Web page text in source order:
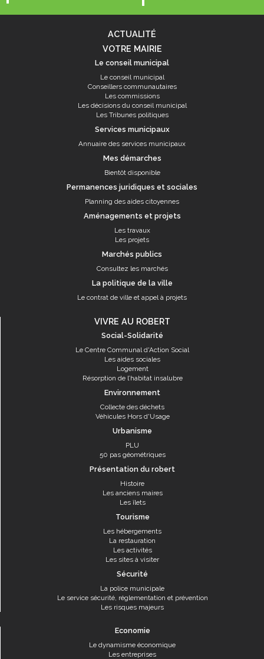
ACTUALITÉ
VOTRE MAIRIE
Le conseil municipal
Le conseil municipal
Conseillers communautaires
Les commissions
Les décisions du conseil municipal
Les Tribunes politiques
Services municipaux
Annuaire des services municipaux
Mes démarches
Bientôt disponible
Permanences juridiques et sociales
Planning des aides citoyennes
Aménagements et projets
Les travaux
Les projets
Marchés publics
Consultez les marchés
La politique de la ville
Le contrat de ville et appel à projets
VIVRE AU ROBERT
Social-Solidarité
Le Centre Communal d'Action Social
Les aides sociales
Logement
Résorption de l’habitat insalubre
Environnement
Collecte des déchets
Véhicules Hors d'Usage
Urbanisme
PLU
50 pas géométriques
Présentation du robert
Histoire
Les anciens maires
Les îlets
Tourisme
Les hébergements
La restauration
Les activités
Les sites à visiter
Sécurité
La police municipale
Le service sécurité, réglementation et prévention
Les risques majeurs
Economie
Le dynamisme économique
Les entreprises